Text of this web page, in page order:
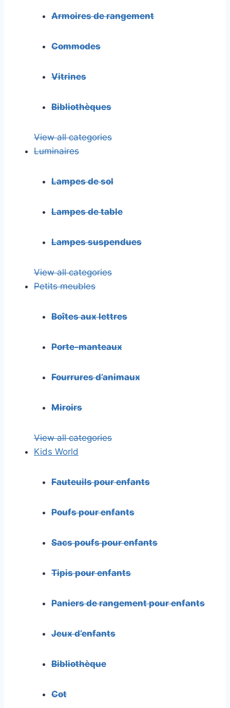
Armoires de rangement
Commodes
Vitrines
Bibliothèques
View all categories
Luminaires
Lampes de sol
Lampes de table
Lampes suspendues
View all categories
Petits meubles
Boîtes aux lettres
Porte-manteaux
Fourrures d’animaux
Miroirs
View all categories
Kids World
Fauteuils pour enfants
Poufs pour enfants
Sacs poufs pour enfants
Tipis pour enfants
Paniers de rangement pour enfants
Jeux d’enfants
Bibliothèque
Cot